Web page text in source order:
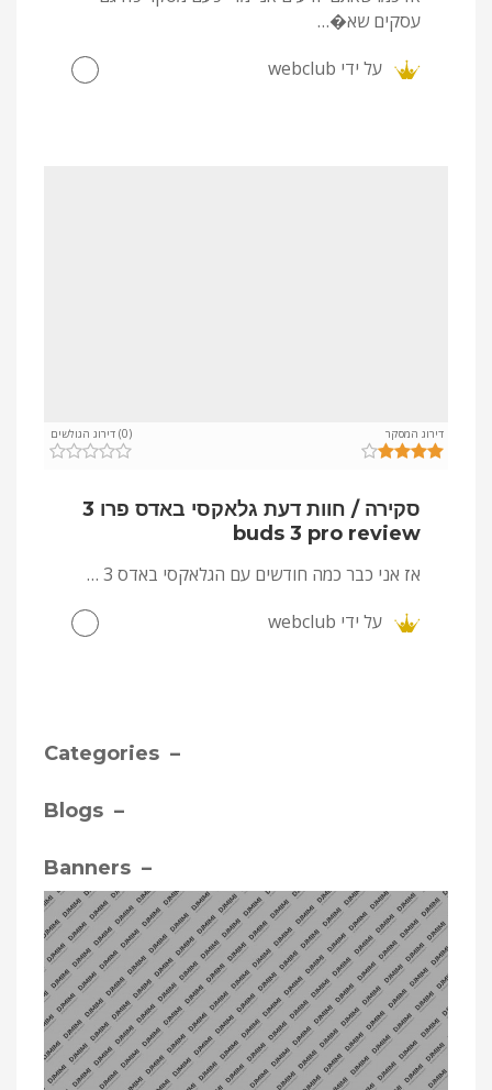
עסקים שא�…
על ידי webclub
דירוג המסקר (0) דירוג הגולשים
סקירה / חוות דעת גלאקסי באדס פרו 3
buds 3 pro review
אז אני כבר כמה חודשים עם הגלאקסי באדס 3 …
על ידי webclub
– Categories
– Blogs
– Banners